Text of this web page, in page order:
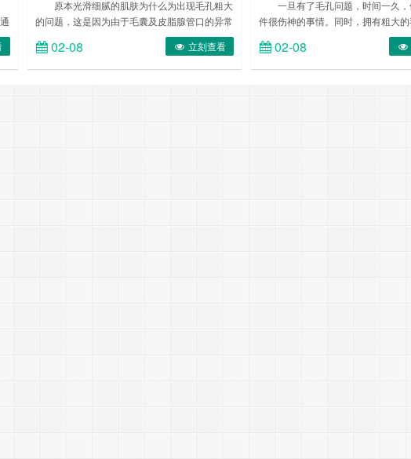
原本光滑细腻的肌肤为什么为出现毛孔粗大
的问题，这是因为由于毛囊及皮脂腺管口的异常
角化和皮肤老化组织萎缩两种原因造成。虽然是
简单的问题，但毛孔粗大的处理并不容易。
……
02-08 立刻查看
一旦有了毛孔问题，时间一久，
件很伤神的事情。同时，拥有粗大
许多原本美好的事情变得灰色暗淡
爱的大头近照，不敢让肌肤“裸”妆出
青春可爱的你看上去不再那么“嫩
02-08